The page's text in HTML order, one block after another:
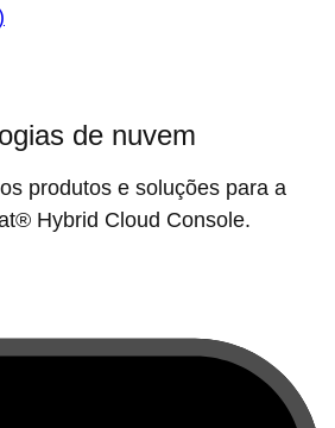
de nuvem
produtos e soluções para a
Hybrid Cloud Console.